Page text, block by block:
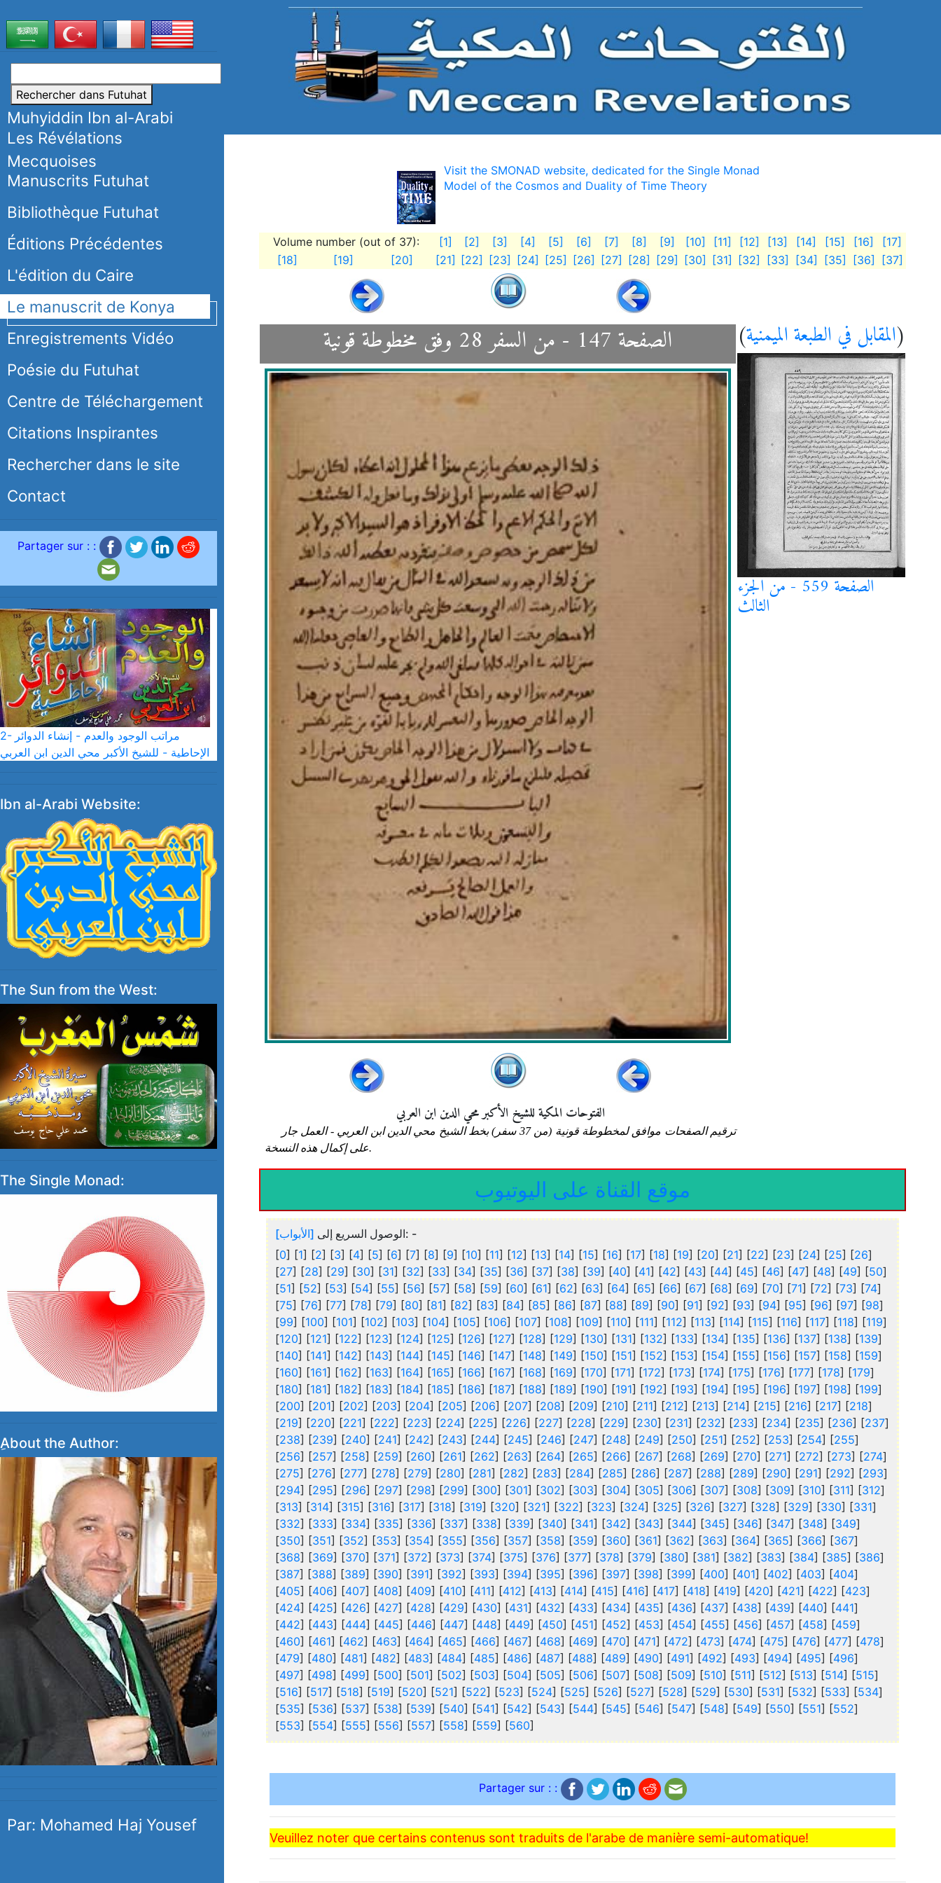
Rechercher dans Futuhat
Muhyiddin Ibn al-Arabi
Les Révélations
Mecquoises
Manuscrits Futuhat
Bibliothèque Futuhat
Éditions Précédentes
L'édition du Caire
Le manuscrit de Konya
Enregistrements Vidéo
Poésie du Futuhat
Centre de Téléchargement
Citations Inspirantes
Rechercher dans le site
Contact
Partager sur : :
2- مراتب الوجود والعدم - إنشاء الدوائر
الإحاطية - للشيخ الأكبر محي الدين ابن العربي
Ibn al-Arabi Website:
The Sun from the West:
The Single Monad:
ِAbout the Author:
Par: Mohamed Haj Yousef
Visit the SMONAD website, dedicated for the Single Monad
Model of the Cosmos and Duality of Time Theory
Volume number (out of 37): [1] [2] [3] [4] [5] [6] [7] [8] [9] [10] [11] [12] [13] [14] [15] [16]
[17]
[18]
[19] [20] [21] [22] [23] [24] [25] [26] [27] [28] [29] [30] [31] [32] [33] [34] [35] [36] [37]
الصفحة 147 - من السفر 28 وفق مخطوطة قونية (المقابل في الطبعة الميمنية)
الصفحة 559 - من الجزء
الثالث
الفتوحات المكية للشيخ الأكبر محي الدين ابن العربي
ترقيم الصفحات موافق لمخطوطة قونية (من 37 سفر) بخط الشيخ محي الدين ابن العربي - العمل جار
على إكمال هذه النسخة.
موقع القناة على اليوتيوب
الوصول السريع إلى [الأبواب]
: -
[0] [1] [2] [3] [4] [5] [6] [7] [8] [9] [10] [11] [12] [13] [14] [15] [16] [17] [18] [19] [20] [21] [22] [23] [24] [25] [26]
[27] [28] [29] [30] [31] [32] [33] [34] [35] [36] [37] [38] [39] [40] [41] [42] [43] [44] [45] [46] [47] [48] [49] [50]
[51] [52] [53] [54] [55] [56] [57] [58] [59] [60] [61] [62] [63] [64] [65] [66] [67] [68] [69] [70] [71] [72] [73] [74]
[75] [76] [77] [78] [79] [80] [81] [82] [83] [84] [85] [86] [87] [88] [89] [90] [91] [92] [93] [94] [95] [96] [97] [98]
[99] [100] [101] [102] [103] [104] [105] [106] [107] [108] [109] [110] [111] [112] [113] [114] [115] [116] [117] [118] [119]
[120] [121] [122] [123] [124] [125] [126] [127] [128] [129] [130] [131] [132] [133] [134] [135] [136] [137] [138] [139]
[140] [141] [142] [143] [144] [145] [146] [147] [148] [149] [150] [151] [152] [153] [154] [155] [156] [157] [158] [159]
[160] [161] [162] [163] [164] [165] [166] [167] [168] [169] [170] [171] [172] [173] [174] [175] [176] [177] [178] [179]
[180] [181] [182] [183] [184] [185] [186] [187] [188] [189] [190] [191] [192] [193] [194] [195] [196] [197] [198] [199]
[200] [201] [202] [203] [204] [205] [206] [207] [208] [209] [210] [211] [212] [213] [214] [215] [216] [217] [218]
[219] [220] [221] [222] [223] [224] [225] [226] [227] [228] [229] [230] [231] [232] [233] [234] [235] [236] [237]
[238] [239] [240] [241] [242] [243] [244] [245] [246] [247] [248] [249] [250] [251] [252] [253] [254] [255]
[256] [257] [258] [259] [260] [261] [262] [263] [264] [265] [266] [267] [268] [269] [270] [271] [272] [273] [274]
[275] [276] [277] [278] [279] [280] [281] [282] [283] [284] [285] [286] [287] [288] [289] [290] [291] [292] [293]
[294] [295] [296] [297] [298] [299] [300] [301] [302] [303] [304] [305] [306] [307] [308] [309] [310] [311] [312]
[313] [314] [315] [316] [317] [318] [319] [320] [321] [322] [323] [324] [325] [326] [327] [328] [329] [330] [331]
[332] [333] [334] [335] [336] [337] [338] [339] [340] [341] [342] [343] [344] [345] [346] [347] [348] [349]
[350] [351] [352] [353] [354] [355] [356] [357] [358] [359] [360] [361] [362] [363] [364] [365] [366] [367]
[368] [369] [370] [371] [372] [373] [374] [375] [376] [377] [378] [379] [380] [381] [382] [383] [384] [385] [386]
[387] [388] [389] [390] [391] [392] [393] [394] [395] [396] [397] [398] [399] [400] [401] [402] [403] [404]
[405] [406] [407] [408] [409] [410] [411] [412] [413] [414] [415] [416] [417] [418] [419] [420] [421] [422] [423]
[424] [425] [426] [427] [428] [429] [430] [431] [432] [433] [434] [435] [436] [437] [438] [439] [440] [441]
[442] [443] [444] [445] [446] [447] [448] [449] [450] [451] [452] [453] [454] [455] [456] [457] [458] [459]
[460] [461] [462] [463] [464] [465] [466] [467] [468] [469] [470] [471] [472] [473] [474] [475] [476] [477] [478]
[479] [480] [481] [482] [483] [484] [485] [486] [487] [488] [489] [490] [491] [492] [493] [494] [495] [496]
[497] [498] [499] [500] [501] [502] [503] [504] [505] [506] [507] [508] [509] [510] [511] [512] [513] [514] [515]
[516] [517] [518] [519] [520] [521] [522] [523] [524] [525] [526] [527] [528] [529] [530] [531] [532] [533] [534]
[535] [536] [537] [538] [539] [540] [541] [542] [543] [544] [545] [546] [547] [548] [549] [550] [551] [552]
[553] [554] [555] [556] [557] [558] [559] [560]
Partager sur : :
Veuillez noter que certains contenus sont traduits de l'arabe de manière semi-automatique!